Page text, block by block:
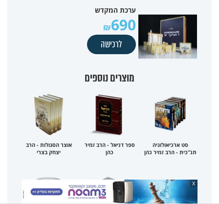
ערכת המקדש
690
לרכישה
מוצרים נוספים
סט ארכיאולוגיה
תנ"כית - הרב זמיר כהן
ספר דניאל - הרב זמיר
כהן
אוצר הסגולות - הרב
יצחק בצרי
X